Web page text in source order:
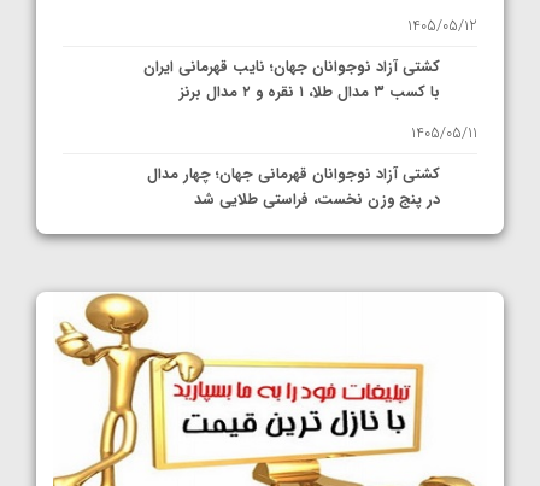
1405/05/12
کشتی آزاد نوجوانان جهان؛ نایب قهرمانی ایران
با کسب ۳ مدال طلا، ۱ نقره و ۲ مدال برنز
1405/05/11
کشتی آزاد نوجوانان قهرمانی جهان؛ چهار مدال
در پنج وزن نخست، فراستی طلایی شد
1405/05/11
کشتی آزاد نوجوانان جهان؛ رقبای نمایندگان
ایران مشخص شدند
1405/05/08